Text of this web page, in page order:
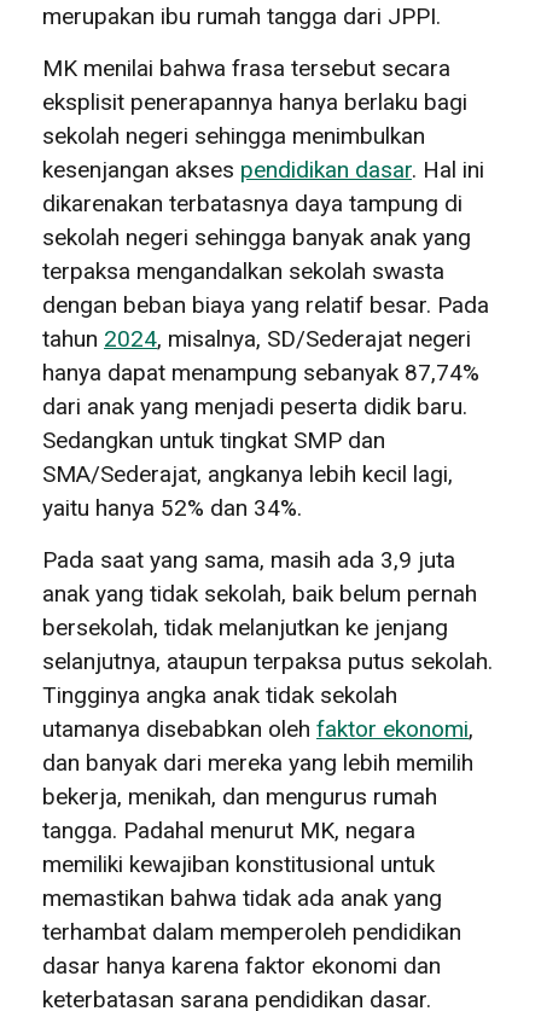
merupakan ibu rumah tangga dari JPPI.
MK menilai bahwa frasa tersebut secara
eksplisit penerapannya hanya berlaku bagi
sekolah negeri sehingga menimbulkan
kesenjangan akses pendidikan dasar. Hal ini
dikarenakan terbatasnya daya tampung di
sekolah negeri sehingga banyak anak yang
terpaksa mengandalkan sekolah swasta
dengan beban biaya yang relatif besar. Pada
tahun 2024, misalnya, SD/Sederajat negeri
hanya dapat menampung sebanyak 87,74%
dari anak yang menjadi peserta didik baru.
Sedangkan untuk tingkat SMP dan
SMA/Sederajat, angkanya lebih kecil lagi,
yaitu hanya 52% dan 34%.
Pada saat yang sama, masih ada 3,9 juta
anak yang tidak sekolah, baik belum pernah
bersekolah, tidak melanjutkan ke jenjang
selanjutnya, ataupun terpaksa putus sekolah.
Tingginya angka anak tidak sekolah
utamanya disebabkan oleh faktor ekonomi,
dan banyak dari mereka yang lebih memilih
bekerja, menikah, dan mengurus rumah
tangga. Padahal menurut MK, negara
memiliki kewajiban konstitusional untuk
memastikan bahwa tidak ada anak yang
terhambat dalam memperoleh pendidikan
dasar hanya karena faktor ekonomi dan
keterbatasan sarana pendidikan dasar.